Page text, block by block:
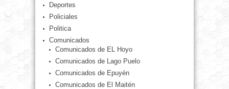
Deportes
Policiales
Politica
Comunicados
Comunicados de EL Hoyo
Comunicados de Lago Puelo
Comunicados de Epuyén
Comunicados de El Maitén